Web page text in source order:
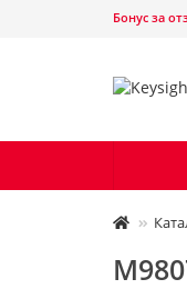
Бонус за